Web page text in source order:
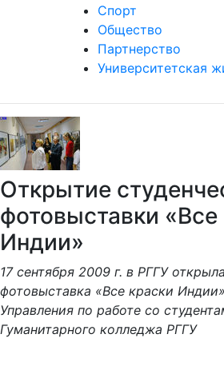
Спорт
Общество
Партнерство
Университетская
Открытие
фотовыставки «Все
Индии»
17 сентября 2009 г. в РГГУ
фотовыставка «Все краски
Управления по работе со
Гуманитарного колледжа РГГУ